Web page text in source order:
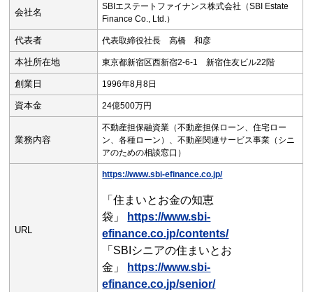
会社名
SBIエステートファイナンス株式会社（SBI Estate
Finance Co., Ltd.）
代表者 代表取締役社長 高橋 和彦
本社所在地 東京都新宿区西新宿2-6-1 新宿住友ビル22階
創業日 1996年8月8日
資本金 24億500万円
業務内容
不動産担保融資業（不動産担保ローン、住宅ロー
ン、各種ローン）、不動産関連サービス事業（シニ
アのための相談窓口）
URL
https://www.sbi-efinance.co.jp/
「住まいとお金の知恵
袋」
https://www.sbi-
efinance.co.jp/contents/
「SBIシニアの住まいとお
金」
https://www.sbi-
efinance.co.jp/senior/